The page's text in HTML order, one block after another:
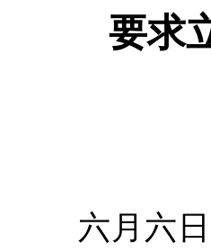
要求
六月六